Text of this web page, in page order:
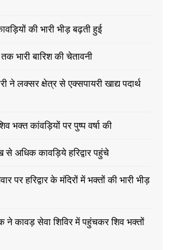
की भारी भीड़ बढ़ती हुई
भारी बारिश की चेतावनी
ने लक्सर क्षेत्र से एक्सपायरी खाद्य पदार्थ
भक्त कांवड़ियों पर पुष्प वर्षा की
से अधिक कावड़िये हरिद्वार पहुंचे
पर हरिद्वार के मंदिरों में भक्तों की भारी भीड़
ने कावड़ सेवा शिविर में पहुंचकर शिव भक्तों